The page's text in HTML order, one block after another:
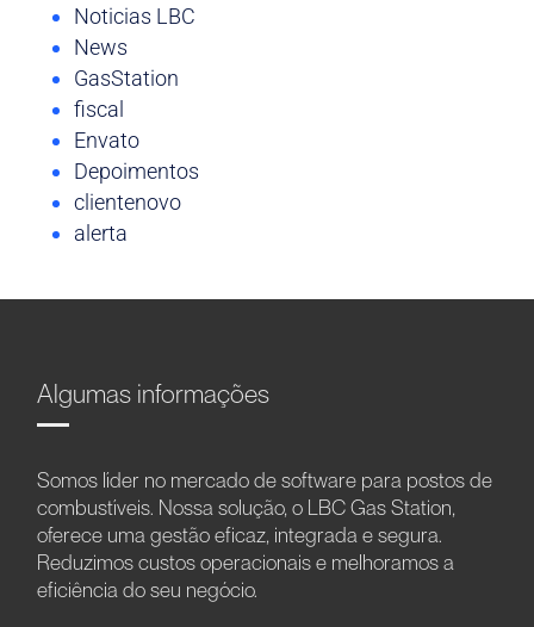
Noticias LBC
News
GasStation
fiscal
Envato
Depoimentos
clientenovo
alerta
Algumas informações
Somos líder no mercado de software para postos de
combustíveis. Nossa solução, o LBC Gas Station,
oferece uma gestão eficaz, integrada e segura.
Reduzimos custos operacionais e melhoramos a
eficiência do seu negócio.